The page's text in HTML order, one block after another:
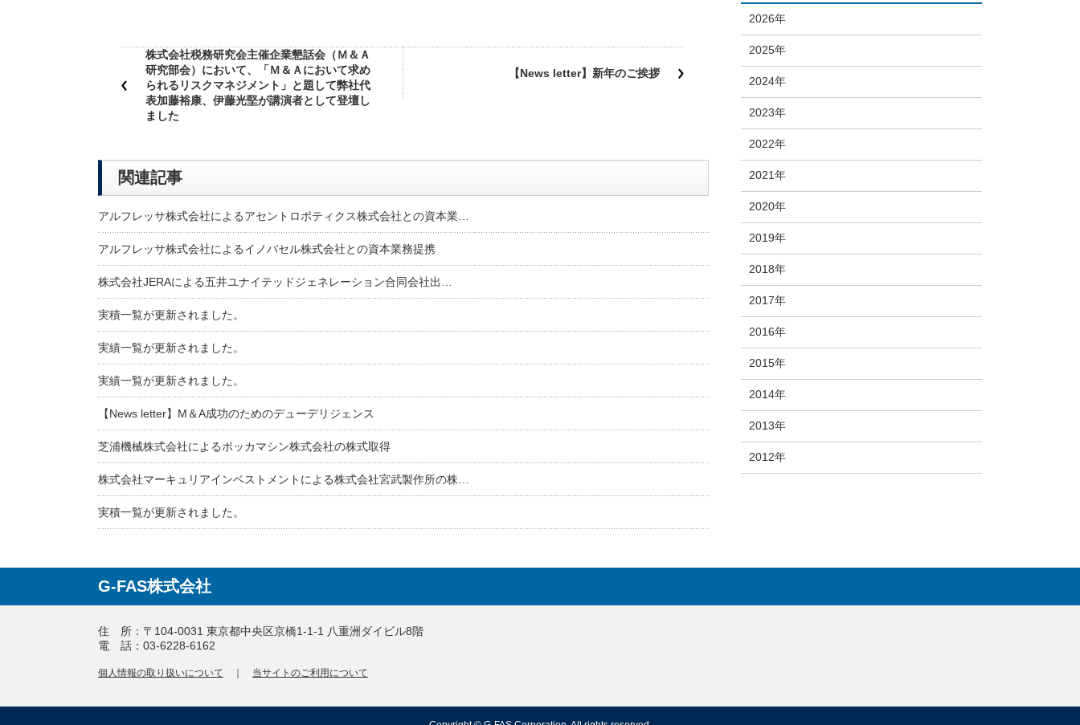
株式会社税務研究会主催企業懇話会（Ｍ＆Ａ
研究部会）において、「Ｍ＆Ａにおいて求め
られるリスクマネジメント」と題して弊社代
表加藤裕康、伊藤光堅が講演者として登壇し
ました
【News letter】新年のご挨拶
関連記事
アルフレッサ株式会社によるアセントロボティクス株式会社との資本業…
アルフレッサ株式会社によるイノバセル株式会社との資本業務提携
株式会社JERAによる五井ユナイテッドジェネレーション合同会社出…
実積一覧が更新されました。
実績一覧が更新されました。
実績一覧が更新されました。
【News letter】M＆A成功のためのデューデリジェンス
芝浦機械株式会社によるポッカマシン株式会社の株式取得
株式会社マーキュリアインベストメントによる株式会社宮武製作所の株…
実積一覧が更新されました。
2026年
2025年
2024年
2023年
2022年
2021年
2020年
2019年
2018年
2017年
2016年
2015年
2014年
2013年
2012年
G-FAS株式会社
住 所：〒104-0031 東京都中央区京橋1-1-1 八重洲ダイビル8階
電 話：03-6228-6162
個人情報の取り扱いについて 当サイトのご利用について